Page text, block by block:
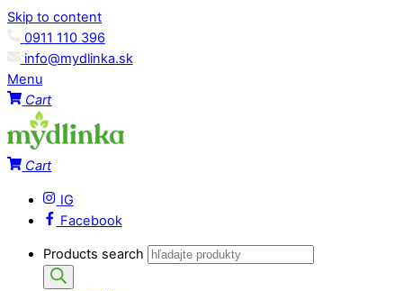
Skip to content
0911 110 396
info@mydlinka.sk
Menu
Cart
Cart
IG
Facebook
Products search